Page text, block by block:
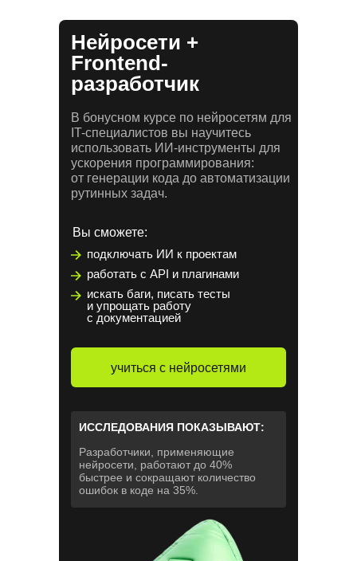
Нейросети +
Frontend-
разработчик
В бонусном курсе по нейросетям для
IT-специалистов вы научитесь
использовать ИИ-инструменты для
ускорения программирования:
от генерации кода до автоматизации
рутинных задач.
учиться с нейросетями
ИССЛЕДОВАНИЯ ПОКАЗЫВАЮТ:
Р азработчики, применяющие
нейросети, работают до 40%
быстрее и сокращают количество
ошибок в коде на 35%.
Вы сможете:
подключать ИИ к проектам
работать с API и плагинами
искать баги, писать тесты
и упрощать работу
с документацией